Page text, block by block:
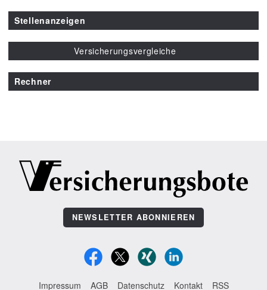
Stellenanzeigen
Versicherungsvergleiche
Rechner
NEWSLETTER ABONNIEREN
Impressum AGB Datenschutz Kontakt RSS